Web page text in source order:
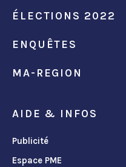
ÉLECTIONS 2022
ENQUÊTES
MA-REGION
AIDE & INFOS
Publicité
Espace PME